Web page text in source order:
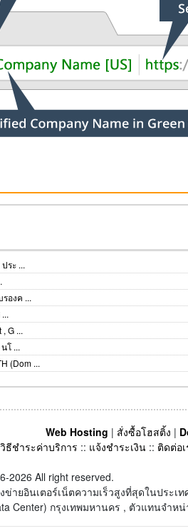
ระ ...
องค ...
G ...
โ ...
(Dom ...
Web Hosting | สั่งซื้อโฮสติ้ง |
วิธีชำระค่าบริการ :: แจ้งชำระเงิน :: ติดต่อเ
2026 All right reserved.
ข่ายอินเตอร์เน็ตความเร็วสูงที่สุดในประ
Center) กรุงเทพมหานคร , ตัวแทนจำห